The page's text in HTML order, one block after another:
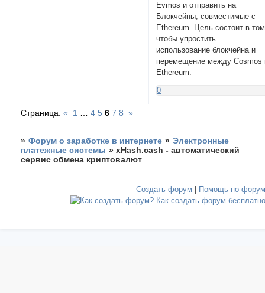
Evmos и отправить на
Блокчейны, совместимые с
Ethereum. Цель состоит в
чтобы упростить
использование блокчейна и
перемещение между Cosmos
Ethereum.
0
Страница:« 1 … 4 5 6 7 8 »
» Форум о заработке в интернете » Электронные
платежные системы »xHash.cash - автоматический
сервис обмена криптовалют
Создать форум Помощь по